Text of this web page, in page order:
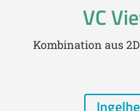
VC
Kombination aus